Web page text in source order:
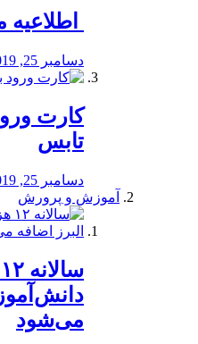
اطلاعیه
دسامبر 25, 2019
کارت
تابس
دسامبر 25, 2019
آموزش و پرورش
می‌شود